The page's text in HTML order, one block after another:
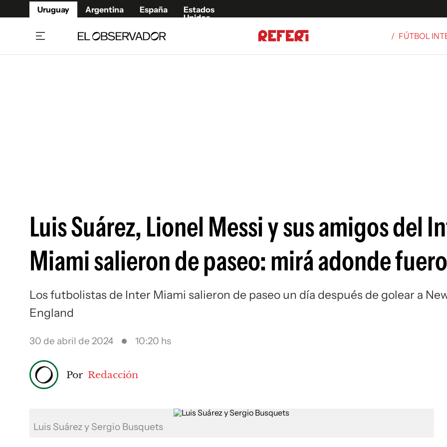
Uruguay Argentina España
Estados
Unidos
/ FÚTBOL
Luis Suárez, Lionel Messi y sus amigos del
Miami salieron de paseo: mirá adonde
Los futbolistas de Inter Miami salieron de paseo un día después de golear a
England
30 de abril de 2024 10:20 hs
Por Redacción
Luis Suárez y Sergio Busquets